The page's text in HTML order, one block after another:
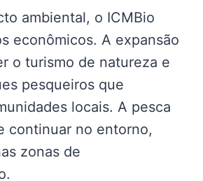
ambiental, o ICMBio
econômicos. A expansão
o turismo de natureza e
pesqueiros que
locais. A pesca
continuar no entorno,
zonas de